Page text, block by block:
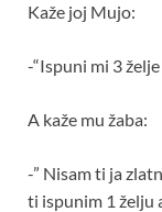
Kaže joj Mujo:
-“Ispuni mi 3
A kaže mu žaba:
-” Nisam ti ja
ti ispunim 1 želju